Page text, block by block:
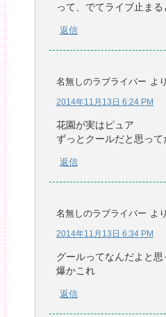
って、でてライブ止まる
返信
名無しのラブライバー よ
2014年11月13日 6:24 PM
花園が実はピュア
ずっとクールだと思って
返信
名無しのラブライバー よ
2014年11月13日 6:34 PM
グールってなんだよと
爆かこれ
返信